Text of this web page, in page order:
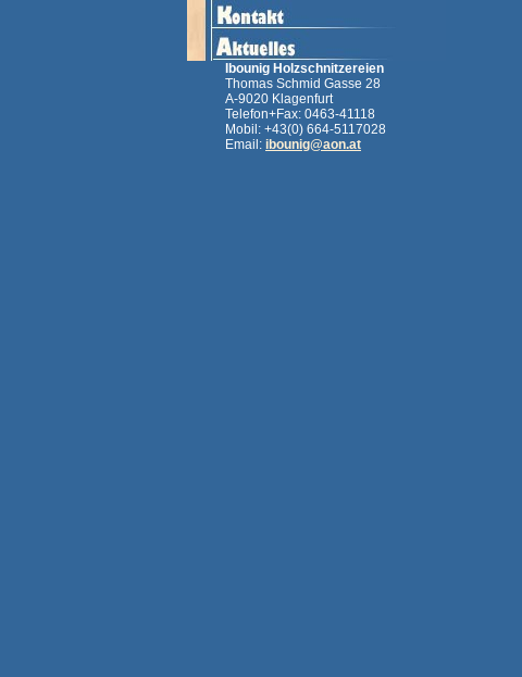
Ibounig Holzschnitzereien
Thomas Schmid Gasse 28
A-9020 Klagenfurt
Telefon+Fax: 0463-41118
Mobil: +43(0) 664-5117028
Email: ibounig@aon.at